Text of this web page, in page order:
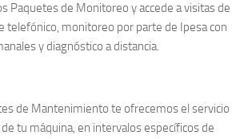
Paquetes de Monitoreo y accede a visitas de
telefónico, monitoreo por parte de Ipesa con
y diagnóstico a distancia.
de Mantenimiento te ofrecemos el servicio
tu máquina, en intervalos específicos de